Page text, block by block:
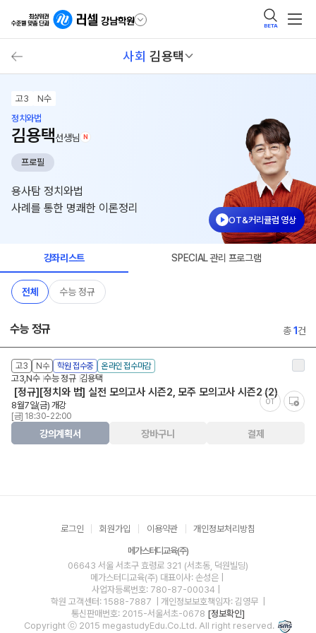
BETA
사회 김용택
고3
N수
정치와법
김용택선생님 N
프로필
용사탐 정치와법
사례를 통한 명쾌한 이론정리
OT&커리큘럼 영상
강좌리스트 SPECIAL 관리 프로그램
전체 수능 정규
수능 정규 총1 건
고3 N수 학원 접수중 온라인 접수마감
고3,N수 수능 정규 김용택
[정규][정치와 법] 실전 모의고사 시즌2, 모주 모의고사 시즌2 (2)
OT
8월7일(금) 개강
[금] 18:30-22:00
강의계획서 장바구니 결제
로그인 회원가입 이용약관 개인정보처리방침
메가스터디교육(주)
06643 서울 서초구 효령로 321 (서초동, 덕원빌딩)
메가스터디교육(주) 대표이사: 손성은 |
사업자등록번호: 780-87-00034
학원 고객센터: 1588-7887
| 개인정보보호책임자: 김영무
통신판매번호: 2015-서울서초-0678 [정보확인]
Copyright ⓒ 2015 megastudyEdu.Co.Ltd. All right reserved.